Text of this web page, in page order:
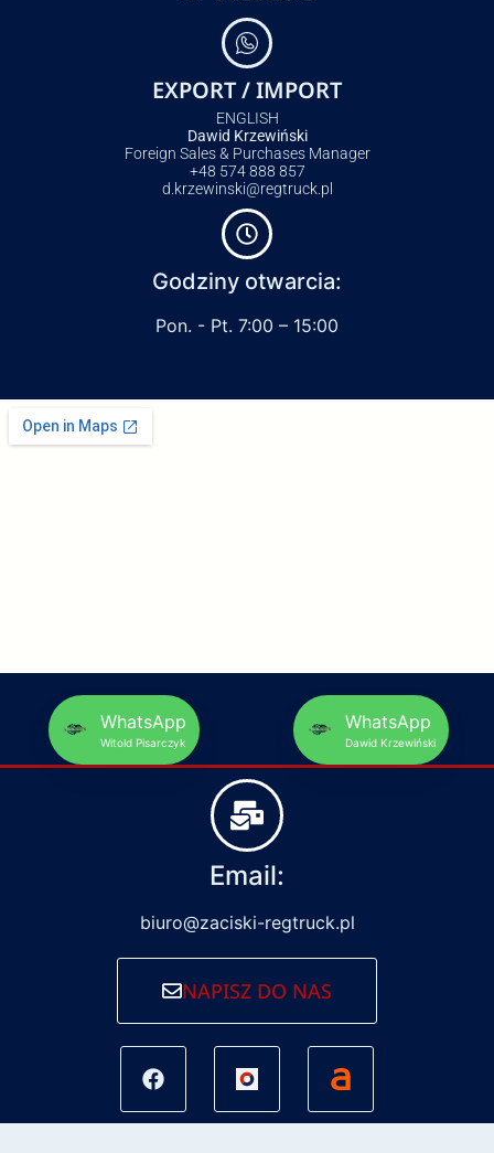
EXPORT / IMPORT
ENGLISH
Dawid Krzewiński
Foreign Sales & Purchases Manager
+48 574 888 857
d.krzewinski@regtruck.pl
Godziny otwarcia:
Pon. - Pt. 7:00 – 15:00
WhatsApp
Witold Pisarczyk
WhatsApp
Dawid Krzewiński
Email:
biuro@zaciski-regtruck.pl
NAPISZ DO NAS